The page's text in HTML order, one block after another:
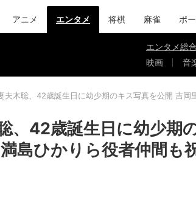
アニメ エンタメ 将棋 麻雀 ポ
エンタメ総合
映画
音
夫木聡、42歳誕生日に幼少期のキス写真を公開 吉岡
、42歳誕生日に幼少期
島ひかりら役者仲間も